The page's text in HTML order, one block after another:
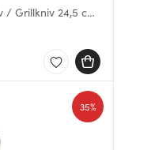
Grillkniv 24,5 cm
35%